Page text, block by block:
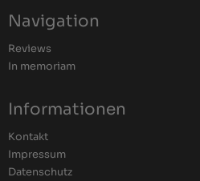
Navigation
Reviews
In memoriam
Informationen
Kontakt
Impressum
Datenschutz